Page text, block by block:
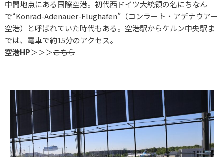
中間地点にある国際空港。初代西ドイツ大統領の名にちなん
で“Konrad-Adenauer-Flughafen”（コンラート・アデナウアー
空港）と呼ばれていた時代もある。空港駅からケルン中央駅ま
では、電車で約15分のアクセス。
空港HP＞＞＞こちら